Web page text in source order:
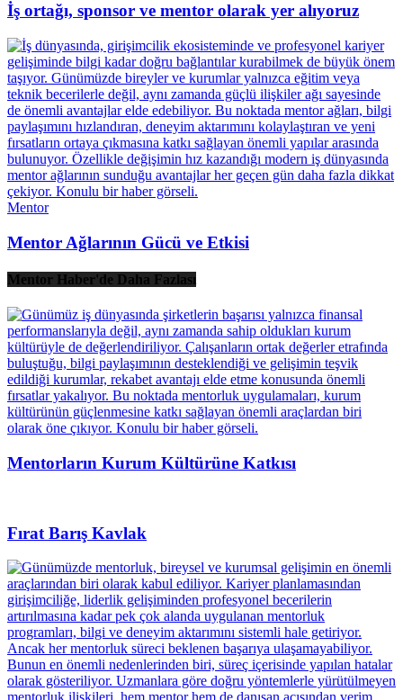
İş ortağı, sponsor ve mentor olarak yer alıyoruz
Mentor
Mentor Ağlarının Gücü ve Etkisi
Mentor Haber'de Daha Fazlası
Mentorların Kurum Kültürüne Katkısı
Fırat Barış Kavlak